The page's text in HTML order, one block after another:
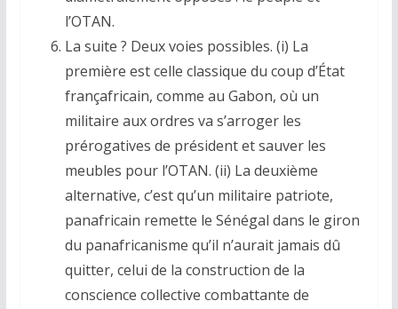
l’OTAN.
La suite ? Deux voies possibles. (i) La
première est celle classique du coup d’État
françafricain, comme au Gabon, où un
militaire aux ordres va s’arroger les
prérogatives de président et sauver les
meubles pour l’OTAN. (ii) La deuxième
alternative, c’est qu’un militaire patriote,
panafricain remette le Sénégal dans le giron
du panafricanisme qu’il n’aurait jamais dû
quitter, celui de la construction de la
conscience collective combattante de